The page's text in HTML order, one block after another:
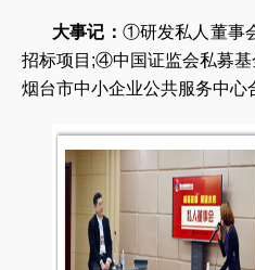
大事记： ①研发私人董事
招标项目;④中国证监会私募
烟台市中小企业公共服务中心